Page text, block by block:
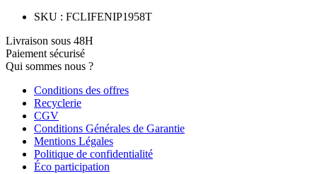
SKU : FCLIFENIP1958T
Livraison sous 48H
Paiement sécurisé
Qui sommes nous ?
Conditions des offres
Recyclerie
CGV
Conditions Générales de Garantie
Mentions Légales
Politique de confidentialité
Éco participation